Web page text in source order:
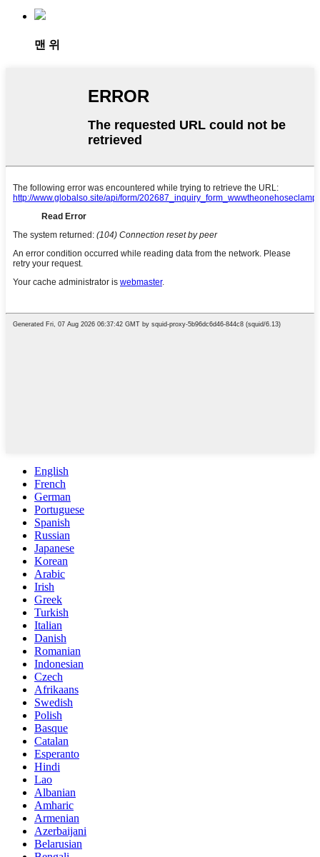
맨 위
English
French
German
Portuguese
Spanish
Russian
Japanese
Korean
Arabic
Irish
Greek
Turkish
Italian
Danish
Romanian
Indonesian
Czech
Afrikaans
Swedish
Polish
Basque
Catalan
Esperanto
Hindi
Lao
Albanian
Amharic
Armenian
Azerbaijani
Belarusian